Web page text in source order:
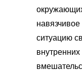
ситуацию